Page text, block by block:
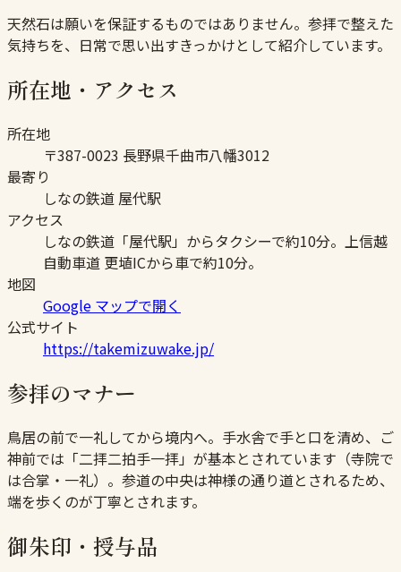
天然石は願いを保証するものではありません。参拝で整えた
気持ちを、日常で思い出すきっかけとして紹介しています。
所在地・アクセス
所在地
〒387-0023 長野県千曲市八幡3012
最寄り
しなの鉄道 屋代駅
アクセス
しなの鉄道「屋代駅」からタクシーで約10分。上信越
自動車道 更埴ICから車で約10分。
地図
Google マップで開く
公式サイト
https://takemizuwake.jp/
参拝のマナー
鳥居の前で一礼してから境内へ。手水舎で手と口を清め、ご
神前では「二拝二拍手一拝」が基本とされています（寺院で
は合掌・一礼）。参道の中央は神様の通り道とされるため、
端を歩くのが丁寧とされます。
御朱印・授与品